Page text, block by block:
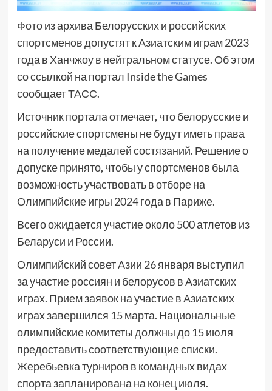
Фото из архива Белорусских и российских
спортсменов допустят к Азиатским играм 2023
года в Ханчжоу в нейтральном статусе. Об этом
со ссылкой на портал Inside the Games
сообщает ТАСС.
Источник портала отмечает, что белорусские и
российские спортсмены не будут иметь права
на получение медалей состязаний. Решение о
допуске принято, чтобы у спортсменов была
возможность участвовать в отборе на
Олимпийские игры 2024 года в Париже.
Всего ожидается участие около 500 атлетов из
Беларуси и России.
Олимпийский совет Азии 26 января выступил
за участие россиян и белорусов в Азиатских
играх. Прием заявок на участие в Азиатских
играх завершился 15 марта. Национальные
олимпийские комитеты должны до 15 июля
предоставить соответствующие списки.
Жеребьевка турниров в командных видах
спорта запланирована на конец июля.